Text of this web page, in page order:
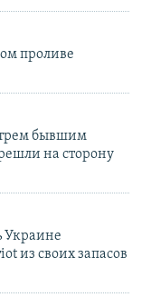
проливе
бывшим
на сторону
Украине
из своих запасов